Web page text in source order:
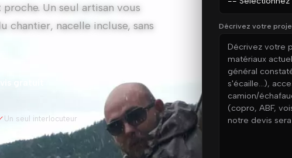
Un seul artisan vous
chantier, nacelle incluse, sans
Un seul interlocuteur
Décrivez votre